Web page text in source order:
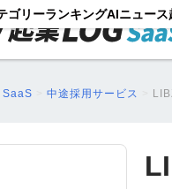
ゴリーランキングAIニュース
SaaS 中途採用サービス